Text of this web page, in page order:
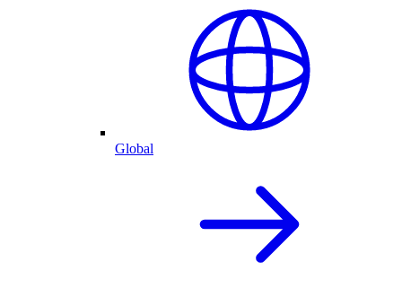
Global